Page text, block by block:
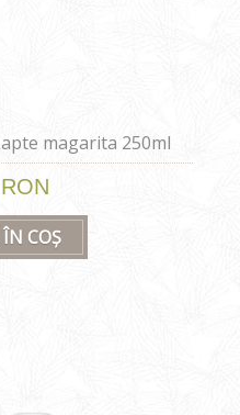
COȘ
magarita 250ml